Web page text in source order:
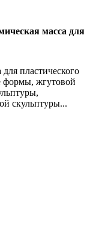
масса для
пластического
формы, жгутовой
скульптуры...